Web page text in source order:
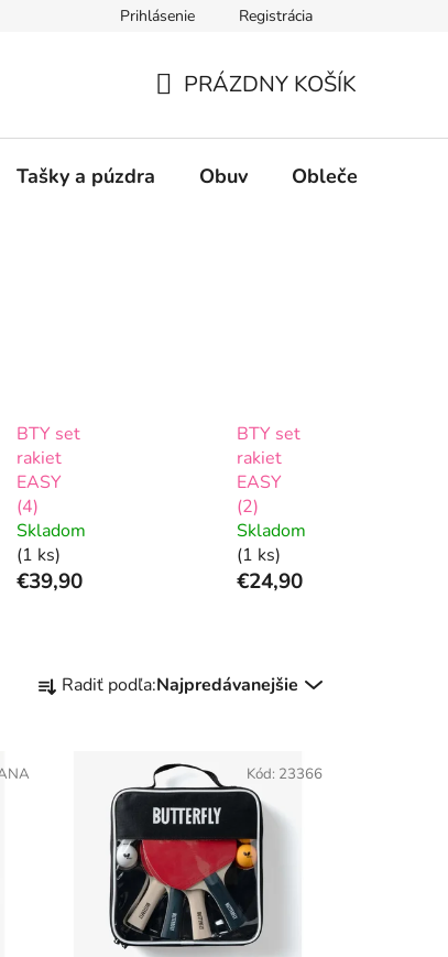
Prihlásenie Registrácia
KOŠÍK
PRÁZDNY KOŠÍK
Tašky a púzdra Obuv Oblečenie
BTY set
rakiet
EASY
(4)
Skladom
(1 ks)
€39,90
BTY set
rakiet
EASY
(2)
Skladom
(1 ks)
€24,90
a Radiť podľa:Najpredávanejšie
Kód: 23366